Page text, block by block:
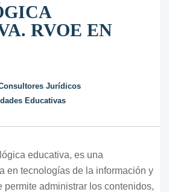
RVOE EN
Jurídicos
Educativas
educativa, es una
en tecnologías de la información y
permite administrar los contenidos,